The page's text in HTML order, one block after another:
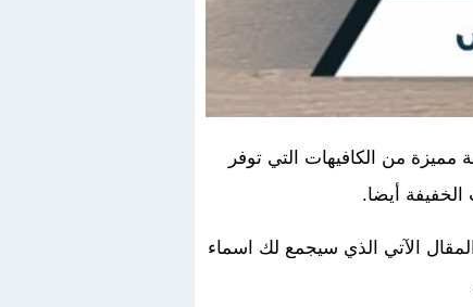
مميزة من الكافيهات التي توفر
أيضا.
الآتي الذي سيجمع لك اسماء